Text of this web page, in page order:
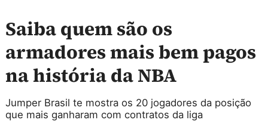
Saiba quem são os
armadores mais bem pagos
na história da NBA
Jumper Brasil te mostra os 20 jogadores da posição
que mais ganharam com contratos da liga